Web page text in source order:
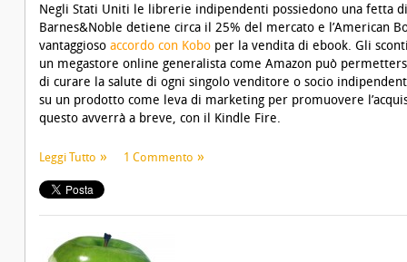
Negli Stati Uniti le librerie indipendenti possiedono una fetta
Barnes&Noble detiene circa il 25% del mercato e l’American
vantaggioso accordo con Kobo per la vendita di ebook. Gli
un megastore online generalista come Amazon può
di curare la salute di ogni singolo venditore o socio
su un prodotto come leva di marketing per promuovere
questo avverrà a breve, con il Kindle Fire.
Leggi Tutto 1 Commento